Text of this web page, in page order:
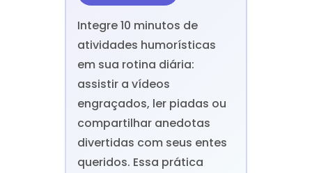
Integre 10 minutos de
atividades humorísticas
em sua rotina diária:
assistir a vídeos
engraçados, ler piadas ou
compartilhar anedotas
divertidas com seus entes
queridos. Essa prática